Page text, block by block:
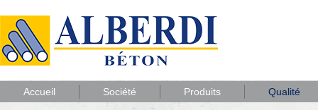
Accueil Société Produits Qualité